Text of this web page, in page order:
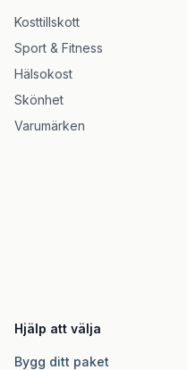
Kosttillskott
Sport & Fitness
Hälsokost
Skönhet
Varumärken
Hjälp att välja
Bygg ditt paket